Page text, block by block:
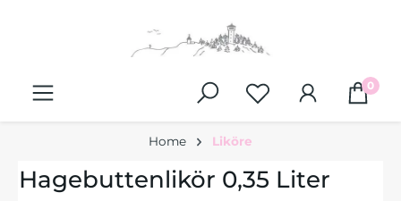
0
Home Liköre
Hagebuttenlikör 0,35 Liter